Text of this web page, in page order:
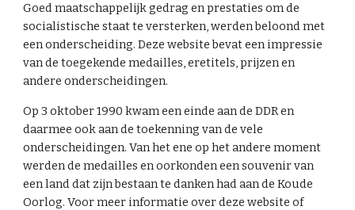
Goed maatschappelijk gedrag en prestaties om de
socialistische staat te versterken, werden beloond met
een onderscheiding. Deze website bevat een impressie
van de toegekende medailles, eretitels, prijzen en
andere onderscheidingen.
Op 3 oktober 1990 kwam een einde aan de DDR en
daarmee ook aan de toekenning van de vele
onderscheidingen. Van het ene op het andere moment
werden de medailles en oorkonden een souvenir van
een land dat zijn bestaan te danken had aan de Koude
Oorlog. Voor meer informatie over deze website of